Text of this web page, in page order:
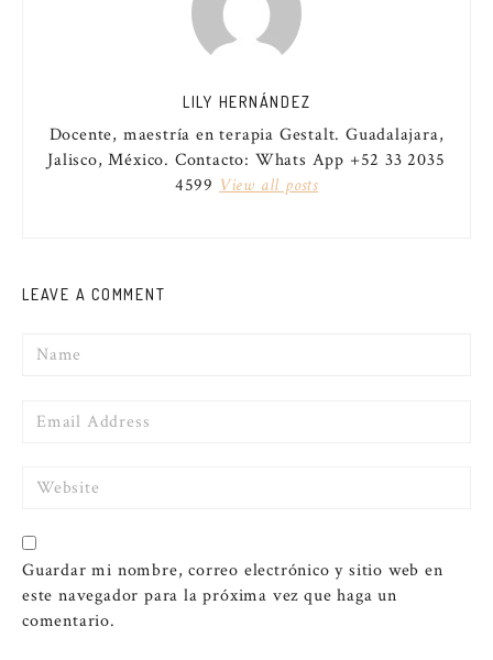
LILY HERNÁNDEZ
Docente, maestría en terapia Gestalt. Guadalajara,
Jalisco, México. Contacto: Whats App +52 33 2035
4599 View all posts
LEAVE A COMMENT
Name
Email
Website
Guardar mi nombre, correo electrónico y sitio web en
este navegador para la próxima vez que haga un
comentario.